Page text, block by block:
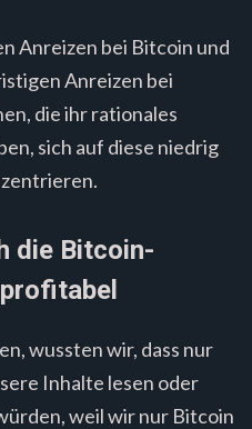
Anreizen bei Bitcoin und
Anreizen bei
die ihr rationales
sich auf diese niedrig
die Bitcoin-
wussten wir, dass nur
Inhalte lesen oder
weil wir nur Bitcoin